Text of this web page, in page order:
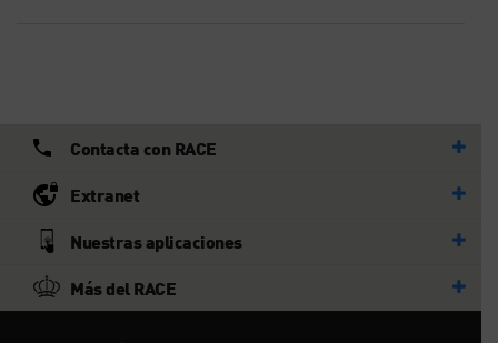
Contacta con RACE
Extranet
Nuestras aplicaciones
Más del RACE